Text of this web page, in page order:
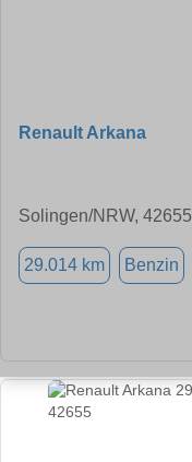
Renault Arkana
Solingen/NRW, 42655
29.014 km Benzin